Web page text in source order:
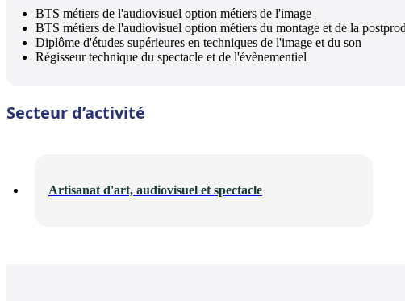
BTS métiers de l'audiovisuel option métiers de l'image
BTS métiers de l'audiovisuel option métiers du montage et de la
Diplôme d'études supérieures en techniques de l'image et du son
Régisseur technique du spectacle et de l'évènementiel
Secteur d’activité
Artisanat d'art, audiovisuel et spectacle